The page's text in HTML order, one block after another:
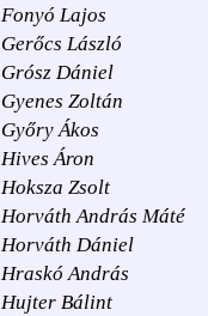
Fonyó Lajos
Gerőcs László
Grósz Dániel
Gyenes Zoltán
Győry Ákos
Hives Áron
Hoksza Zsolt
Horváth András Máté
Horváth Dániel
Hraskó András
Hujter Bálint